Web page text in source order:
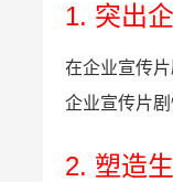
1. 突出
在企业宣传
企业宣传片
2. 塑造